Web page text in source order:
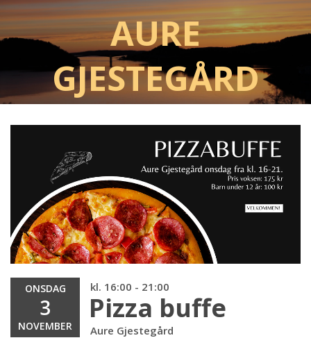
Aure
Gjestegård
ONSDAG
3
NOVEMBER
kl. 16:00 - 21:00
Pizza buffe
Aure Gjestegård